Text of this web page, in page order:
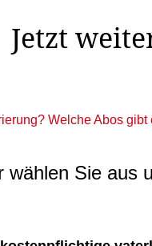
Jetzt
Welche Abos gibt
Sie aus